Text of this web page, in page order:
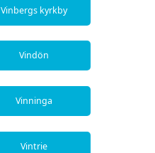
Vinbergs kyrkby
Vindön
Vinninga
Vintrie